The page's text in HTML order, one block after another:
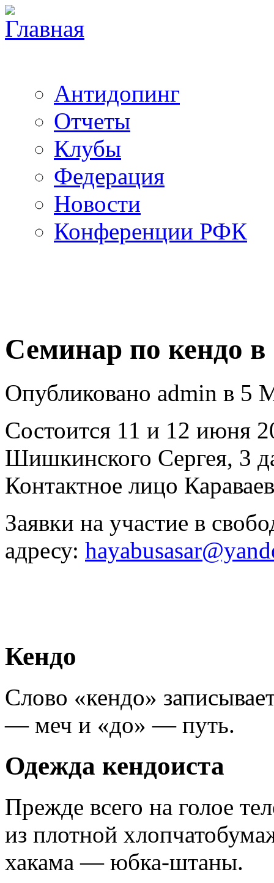
Антидопинг
Отчеты
Клубы
Федерация
Новости
Конференции РФК
Семинар по кендо в
Опубликовано admin в 5
Состоится 11 и 12 июня
Шишкинского Сергея, 3
Контактное лицо
Заявки на участие в
адресу:
Кендо
Слово «кендо»
— меч и «до» — путь.
Одежда кендоиста
Прежде всего на голое
из плотной
хакама — юбка-штаны.